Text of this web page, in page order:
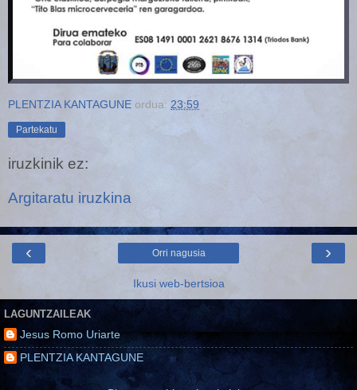
PLENTZIA KANTAGUNE ordua: 23:59
Partekatu
iruzkinik ez:
Argitaratu iruzkina
‹ ›
Orri nagusia
Ikusi web-bertsioa
LAGUNTZAILEAK
Jesus Romo Uriarte
PLENTZIA KANTAGUNE